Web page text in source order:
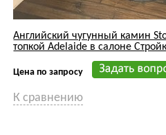
Камины Стовакс (Stovax) –
современной реализации!
викторианской эпох и
основным выбором при
авторитетнейшего